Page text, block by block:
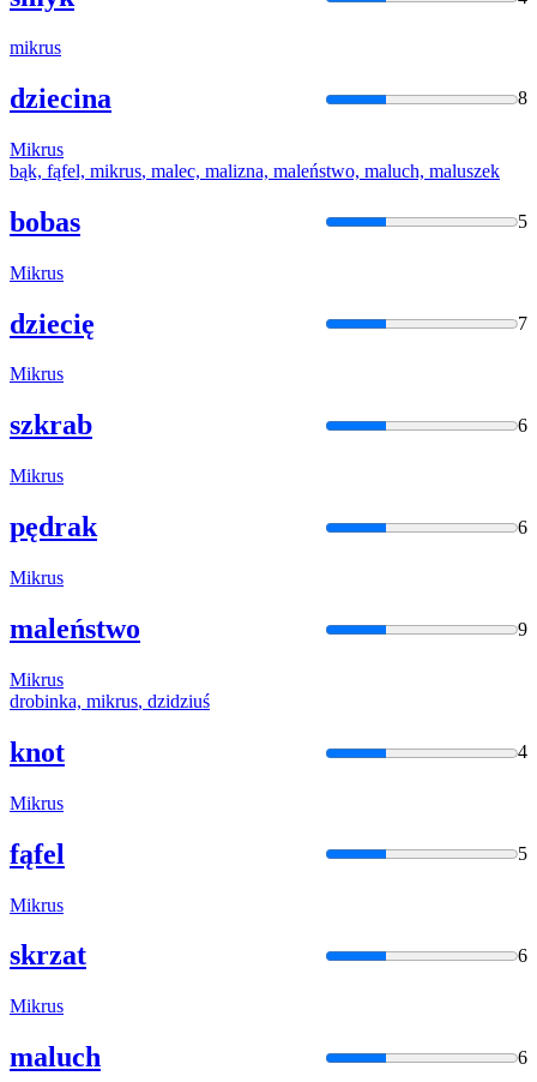
mikrus
dziecina 8
Mikrus
bąk, fąfel, mikrus, malec, malizna, maleństwo, maluch, maluszek
bobas 5
Mikrus
dziecię 7
Mikrus
szkrab 6
Mikrus
pędrak 6
Mikrus
maleństwo 9
Mikrus
drobinka, mikrus, dzidziuś
knot 4
Mikrus
fąfel 5
Mikrus
skrzat 6
Mikrus
maluch 6